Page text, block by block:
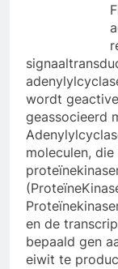
wordt
geassocieerd
moleculen,
en de
bepaald gen
eiwit te